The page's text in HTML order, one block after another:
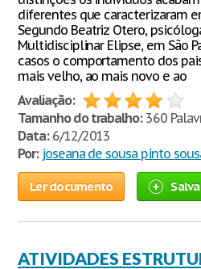
diferentes que caracterizaram
Segundo Beatriz Otero,
Multidisciplinar Elipse, em São
casos o comportamento dos
mais velho, ao mais novo e ao
Avaliação:
Tamanho do trabalho:360
Data:6/12/2013
Por: joseana de sousa pinto
Ler documento
ATIVIDADES